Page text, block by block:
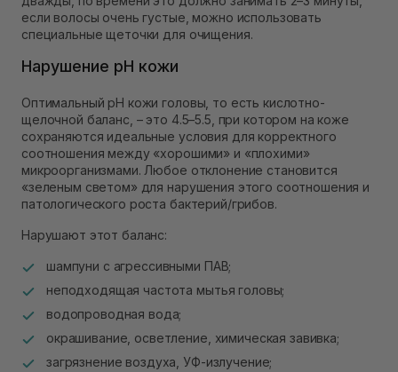
если волосы очень густые, можно использовать
специальные щеточки для очищения.
Нарушение pH кожи
Оптимальный pH кожи головы, то есть кислотно-
щелочной баланс, – это 4.5–5.5, при котором на коже
сохраняются идеальные условия для корректного
соотношения между «хорошими» и «плохими»
микроорганизмами. Любое отклонение становится
«зеленым светом» для нарушения этого соотношения и
патологического роста бактерий/грибов.
Нарушают этот баланс:
шампуни с агрессивными ПАВ;
неподходящая частота мытья головы;
водопроводная вода;
окрашивание, осветление, химическая завивка;
загрязнение воздуха, УФ-излучение;